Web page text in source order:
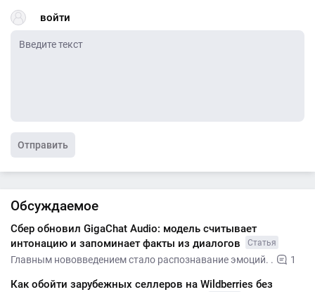
войти
Отправить
Обсуждаемое
Сбер обновил GigaChat Audio: модель считывает
интонацию и запоминает факты из диалогов
Статья
Главным нововведением стало распознавание эмоций. . 1
Как обойти зарубежных селлеров на Wildberries без